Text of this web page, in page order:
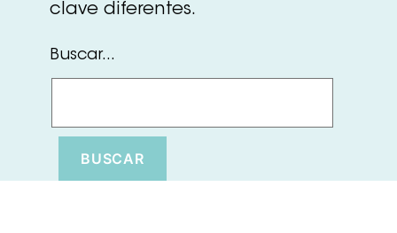
clave diferentes.
Buscar...